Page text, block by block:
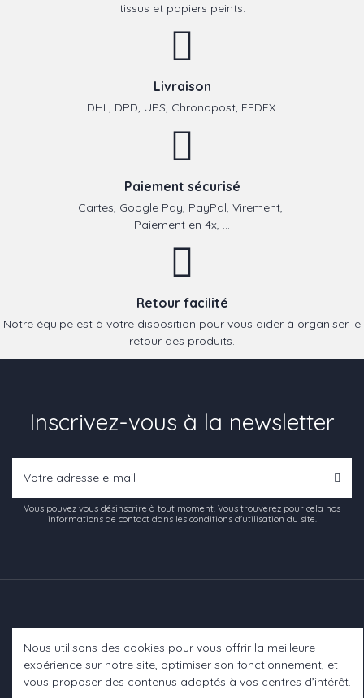
tissus et papiers peints.
Livraison
DHL, DPD, UPS, Chronopost, FEDEX.
Paiement sécurisé
Cartes, Google Pay, PayPal, Virement,
Paiement en 4x, ...
Retour facilité
Notre équipe est à votre disposition pour vous aider à organiser le
retour des produits.
Inscrivez-vous à la newsletter
Vous pouvez vous désinscrire à tout moment. Vous trouverez pour cela nos
informations de contact dans les conditions d'utilisation du site.
Informations
Nous utilisons des cookies pour vous offrir la meilleure
expérience sur notre site, optimiser son fonctionnement, et
vous proposer des contenus adaptés à vos centres d’intérêt.